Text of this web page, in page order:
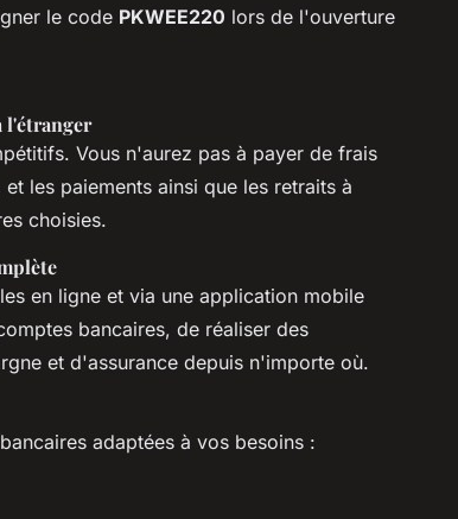
le code PKWEE220 lors de l'ouverture
l'étranger
Vous n'aurez pas à payer de frais
les paiements ainsi que les retraits à
choisies.
en ligne et via une application mobile
bancaires, de réaliser des
et d'assurance depuis n'importe où.
adaptées à vos besoins :